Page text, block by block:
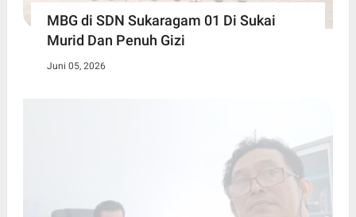
MBG di SDN Sukaragam 01 Di Sukai
Murid Dan Penuh Gizi
Juni 05, 2026